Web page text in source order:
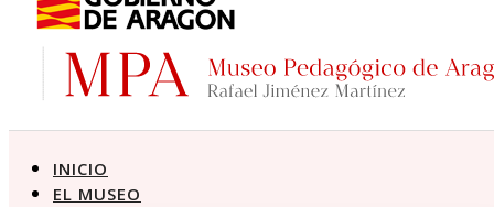
INICIO
EL MUSEO